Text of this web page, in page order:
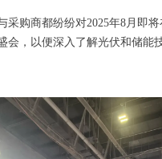
购商都纷纷对2025年8月即
，以便深入了解光伏和储能